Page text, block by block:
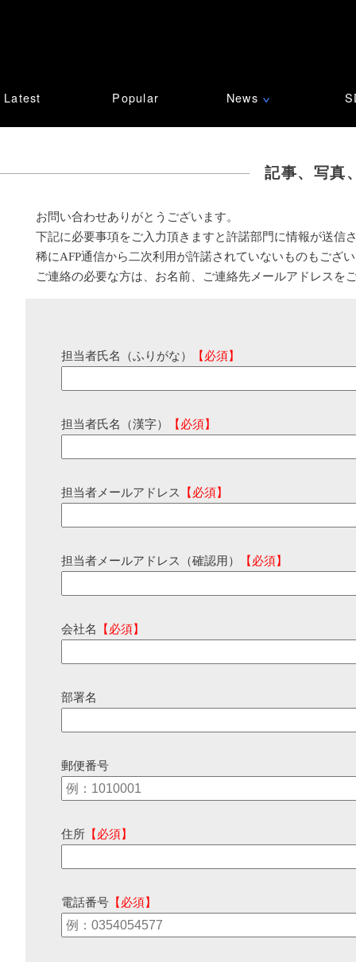
Latest Popular News ∨
記事、写真
お問い合わせありがとうございます。
下記に必要事項をご入力頂きますと許諾部門に情報が送信
稀にAFP通信から二次利用が許諾されていないものもござ
ご連絡の必要な方は、お名前、ご連絡先メールアドレスを
担当者氏名（ふりがな） 【必須】
担当者氏名（漢字） 【必須】
担当者メールアドレス 【必須】
担当者メールアドレス（確認用） 【必須】
会社名 【必須】
部署名
郵便番号
住所 【必須】
電話番号 【必須】